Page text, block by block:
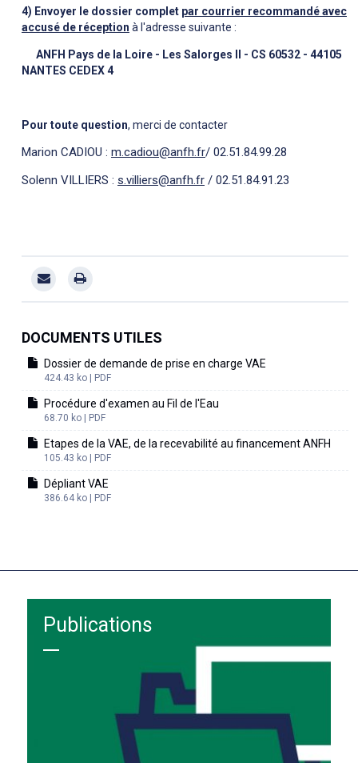
4) Envoyer le dossier complet par courrier recommandé avec
accusé de réception à l'adresse suivante :
ANFH Pays de la Loire - Les Salorges II - CS 60532 - 44105
NANTES CEDEX 4
Pour toute question, merci de contacter
Marion CADIOU : m.cadiou@anfh.fr/ 02.51.84.99.28
Solenn VILLIERS : s.villiers@anfh.fr / 02.51.84.91.23
DOCUMENTS UTILES
Dossier de demande de prise en charge VAE
424.43 ko | PDF
Procédure d'examen au Fil de l'Eau
68.70 ko | PDF
Etapes de la VAE, de la recevabilité au financement ANFH
105.43 ko | PDF
Dépliant VAE
386.64 ko | PDF
Publications